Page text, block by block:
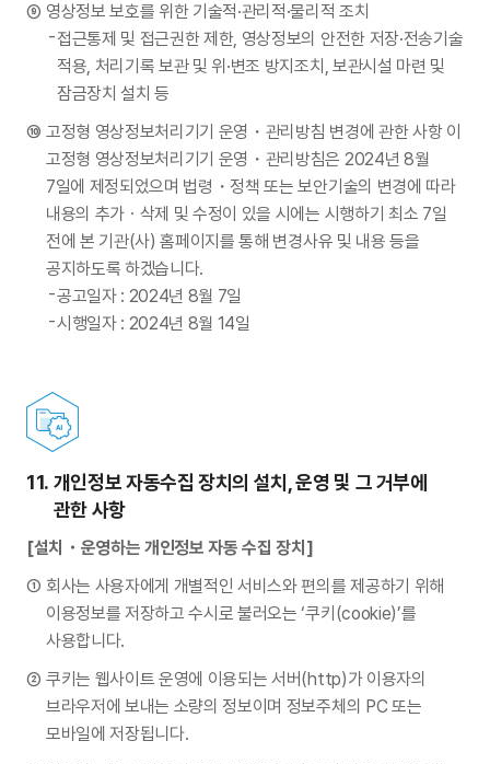
영상정보 보호를 위한 기술적·관리적·물리적 조치
접근통제 및 접근권한 제한, 영상정보의 안전한 저장·전송기술
적용, 처리기록 보관 및 위·변조 방지조치, 보관시설 마련 및
잠금장치 설치 등
고정형 영상정보처리기기 운영・관리방침 변경에 관한 사항 이
고정형 영상정보처리기기 운영・관리방침은 2024년 8월
7일에 제정되었으며 법령・정책 또는 보안기술의 변경에 따라
내용의 추가ㆍ삭제 및 수정이 있을 시에는 시행하기 최소 7일
전에 본 기관(사) 홈페이지를 통해 변경사유 및 내용 등을
공지하도록 하겠습니다.
공고일자 : 2024년 8월 7일
시행일자 : 2024년 8월 14일
11. 개인정보 자동수집 장치의 설치, 운영 및 그 거부에
관한 사항
[설치・운영하는 개인정보 자동 수집 장치]
회사는 사용자에게 개별적인 서비스와 편의를 제공하기 위해
이용정보를 저장하고 수시로 불러오는 ‘쿠키(cookie)’를
사용합니다.
쿠키는 웹사이트 운영에 이용되는 서버(http)가 이용자의
브라우저에 보내는 소량의 정보이며 정보주체의 PC 또는
모바일에 저장됩니다.